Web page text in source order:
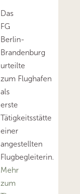
Das
FG
Berlin-
Brandenburg
urteilte
zum Flughafen
als
erste
Tätigkeitsstätte
einer
angestellten
Flugbegleiterin.
Mehr
zum